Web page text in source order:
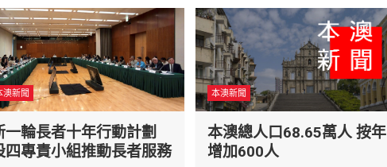
澳新聞
一輪長者十年行動計劃
四專責小組推動長者服務
本澳新聞
本澳總人口68.65萬人 按年
增加600人